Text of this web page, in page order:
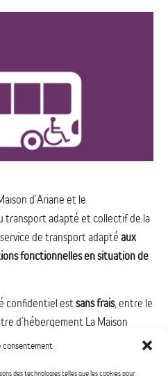
consentement
des technologies telles que les cookies pour
d’Ariane et le
transport adapté et collectif de la
de transport adaptéaux
fonctionnelles en situation de
confidentiel estsans frais, entre le
d’hébergement La Maison
d’Ariane qui réservent un